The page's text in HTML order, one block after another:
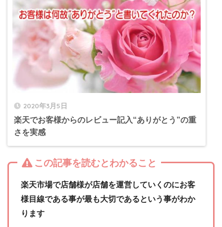
2020年3月5日
楽天でお客様からのレビュー記入“ありがとう”の重
さを実感
この記事を読むとわかること
楽天市場で店舗様が店舗を運営していくのにお客
様目線である事が最も大切であるという事がわか
ります